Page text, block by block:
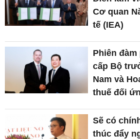
Cơ quan
tế (IEA)
Phiên
cấp Bộ
Nam và
thuế đối
Sẽ có
thúc đẩy